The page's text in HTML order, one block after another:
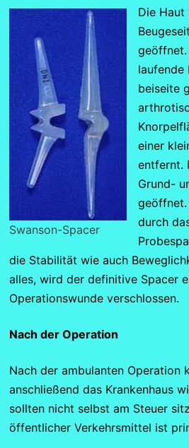
Swanson-Spacer
Die
geöffnet.
laufende
beiseite
einer
entfernt.
Grund-
durch
die Stabilität wie auch
alles, wird der definitive Spacer
Operationswunde verschlossen.
Nach der Operation
Nach der ambulanten Operation
anschließend das Krankenhaus
sollten nicht selbst am Steuer
öffentlicher Verkehrsmittel ist